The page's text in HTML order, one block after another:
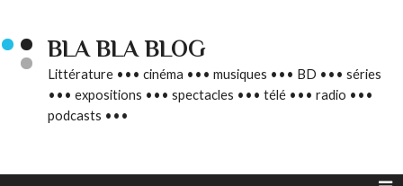
BLA BLA BLOG
Littérature ••• cinéma ••• musiques ••• BD ••• séries
••• expositions ••• spectacles ••• télé ••• radio •••
podcasts •••